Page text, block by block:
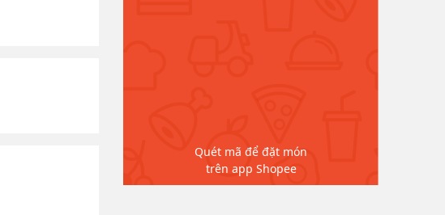
Quét mã để đặt món
trên app Shopee